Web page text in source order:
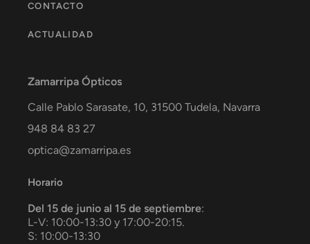
CONTACTO
ACTUALIDAD
Zamarripa Ópticos
Calle Pablo Sarasate, 10, 31500 Tudela, Navarra
948 84 83 27
optica@zamarripa.es
Horario
Del 15 de junio al 15 de septiembre:
L-V: 10:00-13:30 y 17:00-20:15.
S: 10:00-13:30